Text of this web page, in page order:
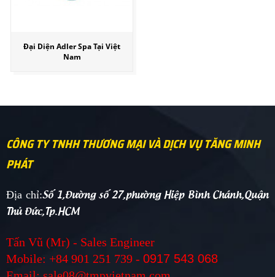
Đại Diện Adler Spa Tại Việt
Nam
CÔNG TY TNHH THƯƠNG MẠI VÀ DỊCH VỤ TĂNG MINH
PHÁT
Địa chỉ:Số 1,Đường số 27,phường Hiệp Bình Chánh,Quận
Thủ Đức,Tp.HCM
Tấn Vũ (Mr) - Sales Engineer
Mobile: +84 901 251 739 - 0917 543 068